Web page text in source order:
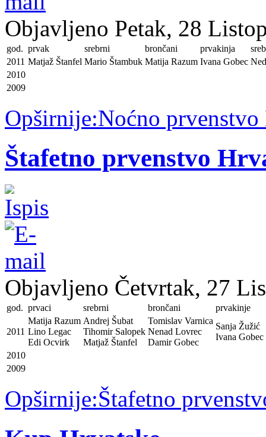
Objavljeno Petak, 28
god. prvak srebrni brončani prvakinja
2011 Matjaž Štanfel Mario Štambuk Matija Razum Ivana Gobec
2010
2009
Opširnije:Noćno prvenstvo
Štafetno prvenstvo
Objavljeno Četvrtak, 27
god. prvaci srebrni brončani prvakinje
2011
Matija Razum
Lino Legac
Edi Ocvirk
Andrej Šubat
Tihomir Salopek
Matjaž Štanfel
Tomislav Varnica
Nenad Lovrec
Damir Gobec
Sanja Žužić
Ivana Gobec
2010
2009
Opširnije:Štafetno